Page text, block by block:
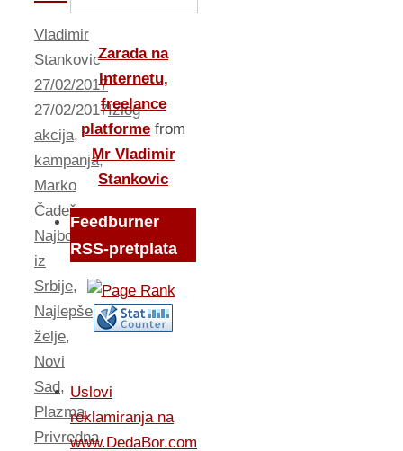
Vladimir
Stankovic
27/02/2017
27/02/2017Izlog
akcija,
kampanja,
Marko
Čadež,
Najbolje
iz
Srbije,
Najlepše
želje,
Novi
Sad,
Plazma,
Privredna
Zarada na
Internetu,
freelance
platforme from
Mr Vladimir
Stankovic
Feedburner
RSS-pretplata
Uslovi
reklamiranja na
www.DedaBor.com